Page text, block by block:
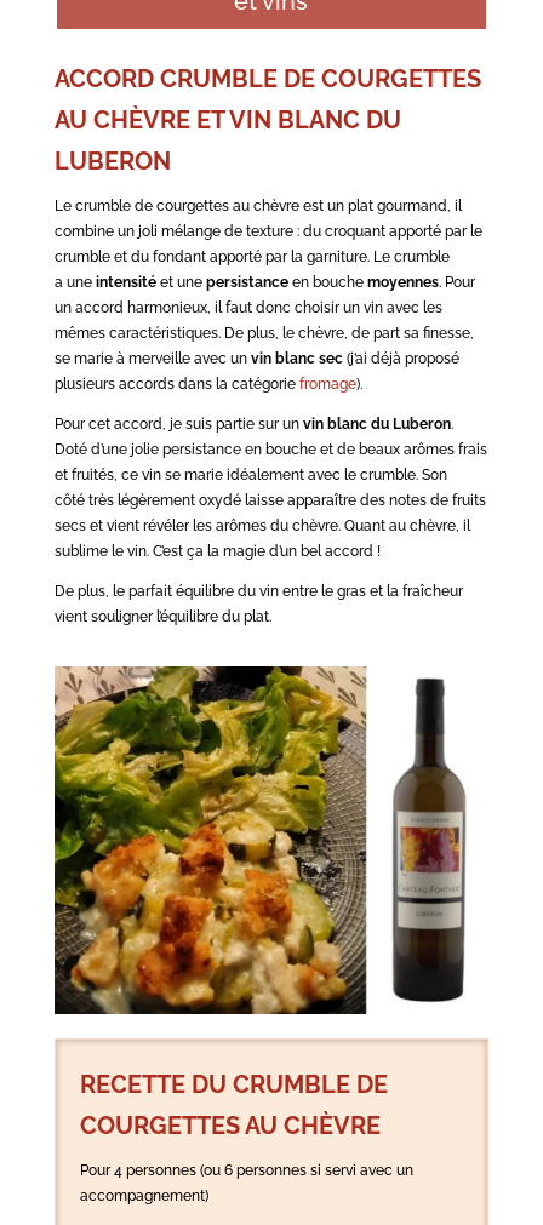
ACCORD CRUMBLE DE COURGETTES
AU CHÈVRE ET VIN BLANC DU
LUBERON
Le crumble de courgettes au chèvre est un plat gourmand, il
combine un joli mélange de texture : du croquant apporté par le
crumble et du fondant apporté par la garniture. Le crumble
aune intensitéet une persistanceen bouche moyennes. Pour
un accord harmonieux, il faut donc choisir un vin avec les
mêmes caractéristiques. De plus, le chèvre, de part sa finesse,
se marie à merveille avec un vin blanc sec(j’ai déjà proposé
plusieurs accords dans la catégorie fromage).
Pour cet accord, je suis partie sur un vin blanc du Luberon.
Doté d’une jolie persistance en bouche et de beaux arômes frais
et fruités, ce vin se marie idéalement avec le crumble. Son
côté très légèrement oxydé laisse apparaître des notes de fruits
secset vient révéler les arômes du chèvre. Quant au chèvre, il
sublime le vin. C’est ça la magie d’un bel accord !
De plus, le parfait équilibre du vin entre le gras et la fraîcheur
vient souligner l’équilibre du plat.
RECETTE DU CRUMBLE DE
COURGETTES AU CHÈVRE
Pour 4 personnes (ou 6 personnes si servi avec un
accompagnement)